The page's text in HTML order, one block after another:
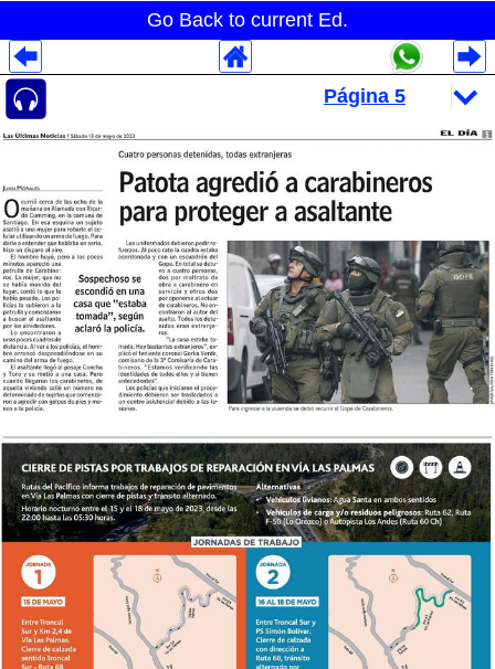
Go Back to current Ed.
Despliegues Analytics
Despliegues Totales
Despliegues por Rubros